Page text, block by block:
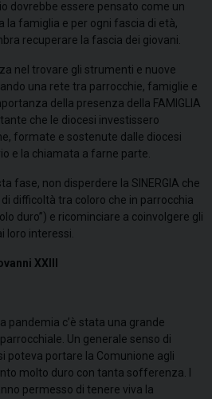
dovrebbe essere pensato come un
la famiglia e per ogni fascia di età,
recuperare la fascia dei giovani.
nel trovare gli strumenti e nuove
una rete tra parrocchie, famiglie e
della presenza della FAMIGLIA
che le diocesi investissero
formate e sostenute dalle diocesi
e la chiamata a farne parte.
fase, non disperdere la SINERGIA che
difficoltà tra coloro che in parrocchia
duro”) e ricominciare a coinvolgere gli
loro interessi.
XXIII
pandemia c’è stata una grande
Un generale senso di
poteva portare la Comunione agli
molto duro con tanta sofferenza. I
permesso di tenere viva la